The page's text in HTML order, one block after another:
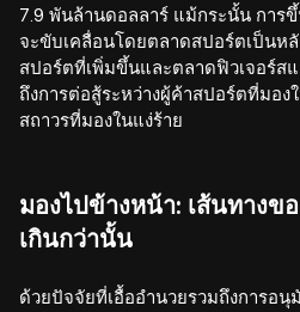
7.9 พันล้านดอลลาร์ แม้กระนั้น การ
จะขับเคลื่อนโดยตลาดสปอร์ตเป็นห
สปอร์ตที่เพิ่มขึ้นและตลาดฟิวเจอร์ส
ถึงการต่อสู้ระหว่างผู้ค้าสปอร์ตที่มอง
สถาวรที่มองในแง่ร้าย
มองไปข้างหน้า: เส้นทางข
เกินกว่านั้น
ด้วยปัจจัยที่เอื้ออำนวยรวมถึงการอ